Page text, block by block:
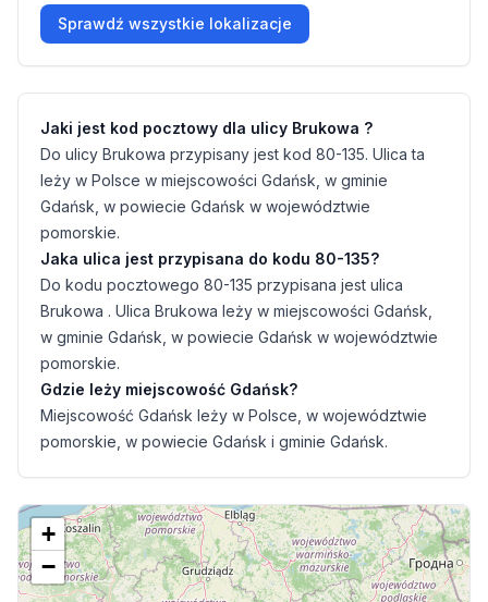
Sprawdź wszystkie lokalizacje
Jaki jest kod pocztowy dla ulicy Brukowa ?
Do ulicy Brukowa przypisany jest kod 80-135. Ulica ta
leży w Polsce w miejscowości Gdańsk, w gminie
Gdańsk, w powiecie Gdańsk w województwie
pomorskie.
Jaka ulica jest przypisana do kodu 80-135?
Do kodu pocztowego 80-135 przypisana jest ulica
Brukowa . Ulica Brukowa leży w miejscowości Gdańsk,
w gminie Gdańsk, w powiecie Gdańsk w województwie
pomorskie.
Gdzie leży miejscowość Gdańsk?
Miejscowość Gdańsk leży w Polsce, w województwie
pomorskie, w powiecie Gdańsk i gminie Gdańsk.
+
−